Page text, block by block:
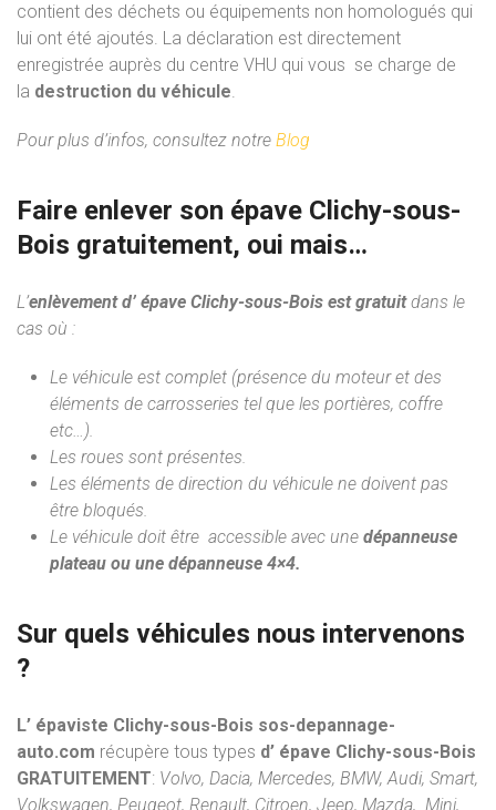
contient des déchets ou équipements non homologués qui
lui ont été ajoutés. La déclaration est directement
enregistrée auprès du centre VHU qui vous se charge de
la destruction du véhicule.
Pour plus d’infos, consultez notre Blog
Faire enlever son épave Clichy-sous-
Bois gratuitement, oui mais…
L’enlèvement d’ épave Clichy-sous-Bois est gratuitdans le
cas où :
Le véhicule est complet (présence du moteur et des
éléments de carrosseries tel que les portières, coffre
etc…).
Les roues sont présentes.
Les éléments de direction du véhicule ne doivent pas
être bloqués.
Le véhicule doit être accessible avec une dépanneuse
plateau ou une dépanneuse 4×4.
Sur quels véhicules nous intervenons
?
L’ épaviste Clichy-sous-Bois sos-depannage-
auto.com récupère tous types d’ épave Clichy-sous-Bois
GRATUITEMENT: Volvo, Dacia, Mercedes, BMW, Audi, Smart,
Volkswagen, Peugeot, Renault, Citroen, Jeep, Mazda, Mini,